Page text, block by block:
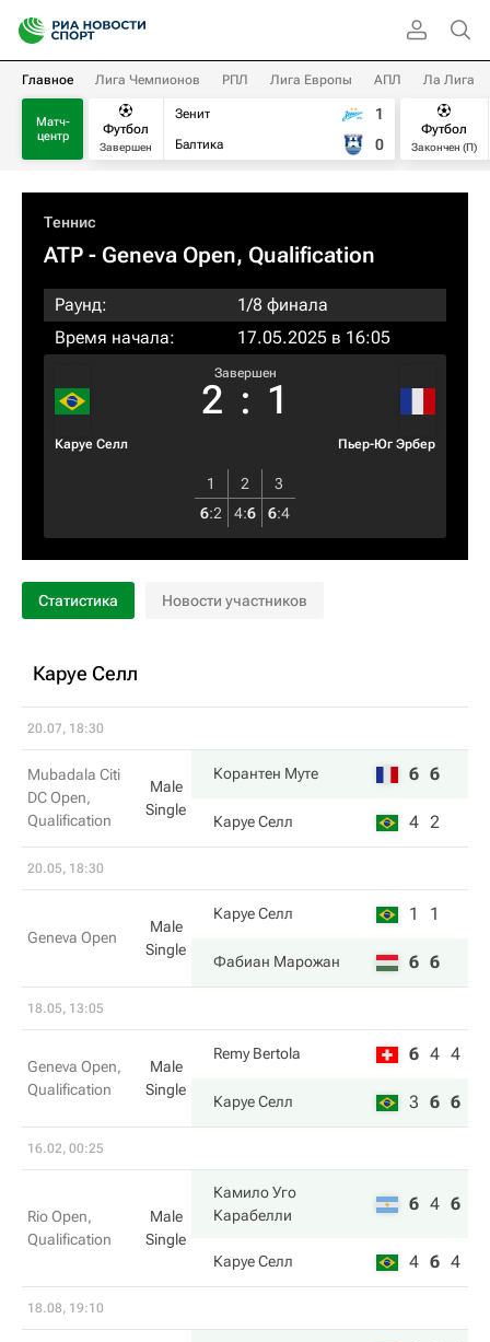
Главное Лига Чемпионов РПЛ Лига Европы АПЛ Ла Лига
Матч-
центр
Футбол
Завершен
Зенит
Балтика
1
0
Футбол
Закончен (П)
Теннис
ATP - Geneva Open, Qualification
Раунд:
1/8 финала
Время начала:
17.05.2025 в 16:05
Каруе Селл
Завершен
2 : 1
Пьер-Юг Эрбер
1 2
3
6:2 4:6 6:4
Статистика Новости участников
Каруе Селл
20.07, 18:30
Mubadala Citi
DC Open,
Qualification
Male
Single
Корантен Муте 6 6
Каруе Селл 4 2
20.05, 18:30
Geneva Open
Male
Single
Каруе Селл 1 1
Фабиан Марожан 6 6
18.05, 13:05
Geneva Open,
Qualification
Male
Single
Remy Bertola 6 4 4
Каруе Селл 3 6 6
16.02, 00:25
Rio Open,
Qualification
Male
Single
Камило Уго
Карабелли
6 4 6
Каруе Селл 4 6 4
18.08, 19:10